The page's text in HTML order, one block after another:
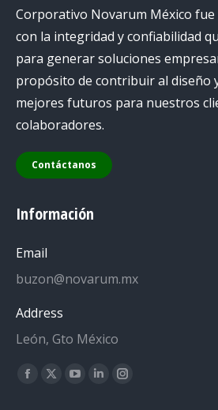
Corporativo Novarum México fue
con la integridad y confiabilidad
para generar soluciones
propósito de contribuir al diseño
mejores futuros para nuestros
colaboradores.
Contáctanos
Información
Email
buzon@novarum.mx
Address
León, Gto México
Encuéntranos en:
Facebook
X
YouTube
LinkedinInstagram